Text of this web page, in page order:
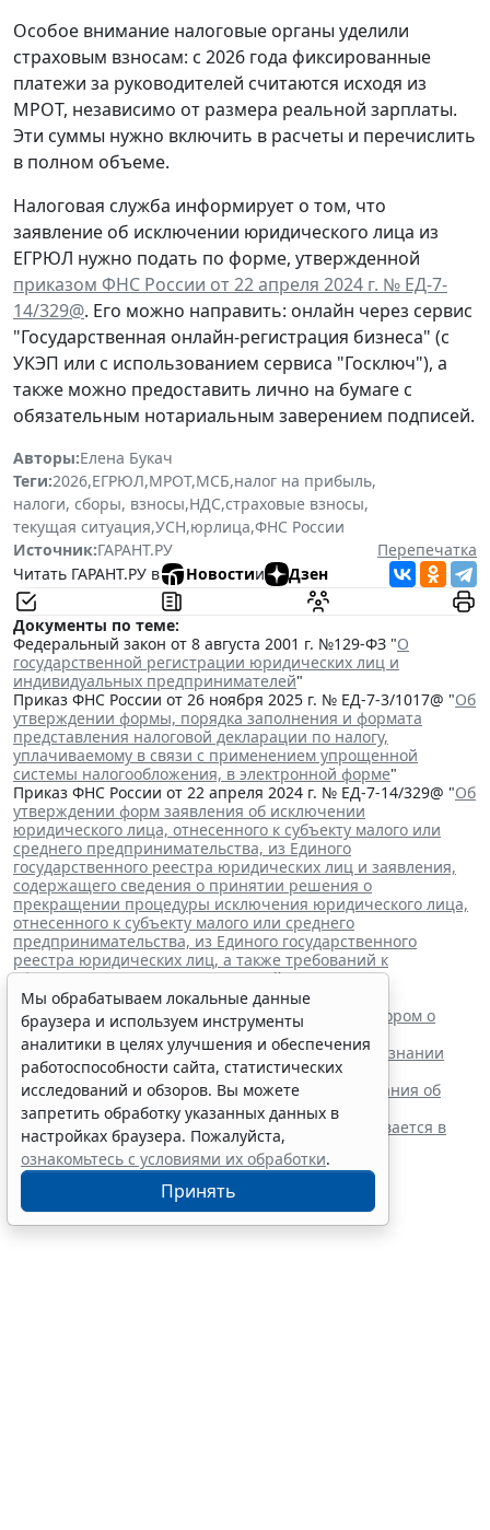
Особое внимание налоговые органы уделили
страховым взносам: с 2026 года фиксированные
платежи за руководителей считаются исходя из
МРОТ, независимо от размера реальной зарплаты.
Эти суммы нужно включить в расчеты и перечислить
в полном объеме.
Налоговая служба информирует о том, что
заявление об исключении юридического лица из
ЕГРЮЛ нужно подать по форме, утвержденной
приказом ФНС России от 22 апреля 2024 г. № ЕД-7-
14/329@. Его можно направить: онлайн через сервис
"Государственная онлайн-регистрация бизнеса" (с
УКЭП или с использованием сервиса "Госключ"), а
также можно предоставить лично на бумаге с
обязательным нотариальным заверением подписей.
Авторы:Елена Букач
Теги:2026,ЕГРЮЛ,МРОТ,МСБ,налог на прибыль,
налоги, сборы, взносы,НДС,страховые взносы,
текущая ситуация,УСН,юрлица,ФНС России
Источник:ГАРАНТ.РУ
Перепечатка
Читать ГАРАНТ.РУ в
Новостии Дзен
Документы по теме:
Федеральный закон от 8 августа 2001 г. №129-ФЗ "О
государственной регистрации юридических лиц и
индивидуальных предпринимателей"
Приказ ФНС России от 26 ноября 2025 г. № ЕД-7-3/1017@ "Об
утверждении формы, порядка заполнения и формата
представления налоговой декларации по налогу,
уплачиваемому в связи с применением упрощенной
системы налогообложения, в электронной форме"
Приказ ФНС России от 22 апреля 2024 г. № ЕД-7-14/329@ "Об
утверждении форм заявления об исключении
юридического лица, отнесенного к субъекту малого или
среднего предпринимательства, из Единого
государственного реестра юридических лиц и заявления,
содержащего сведения о принятии решения о
прекращении процедуры исключения юридического лица,
отнесенного к субъекту малого или среднего
предпринимательства, из Единого государственного
реестра юридических лиц, а также требований к
оформлению указанных заявлений"
Читайте также:
ВС РФ поддержал заявителя в споре с регистратором о
внесении записи в ЕГРЮЛ
Суд обязал заключить трудовой договор при признании
отказа в приеме незаконным
Резидентам РФ указали на нюансы информирования об
открытии счетов за границей
Обеспечительный платеж в рамках СПОТ учитывается в
расходах по УСН
Мы обрабатываем локальные данные
браузера и используем инструменты
аналитики в целях улучшения и обеспечения
работоспособности сайта, статистических
исследований и обзоров. Вы можете
запретить обработку указанных данных в
настройках браузера. Пожалуйста,
ознакомьтесь с условиями их обработки.
Принять